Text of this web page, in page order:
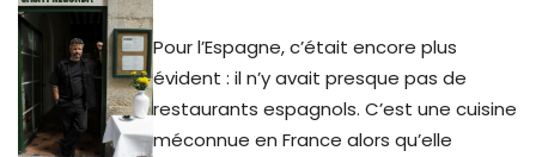
Pour l’Espagne, c’était encore plus
évident : il n’y avait presque pas de
restaurants espagnols. C’est une cuisine
méconnue en France alors qu’elle